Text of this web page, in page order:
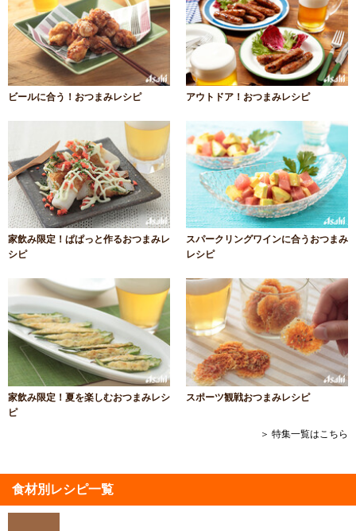
ビールに合う！おつまみレシピ アウトドア！おつまみレシピ
家飲み限定！ぱぱっと作るおつまみレ
シピ
スパークリングワインに合うおつまみ
レシピ
家飲み限定！夏を楽しむおつまみレシ
ピ
スポーツ観戦おつまみレシピ
＞ 特集一覧はこちら
食材別レシピ一覧